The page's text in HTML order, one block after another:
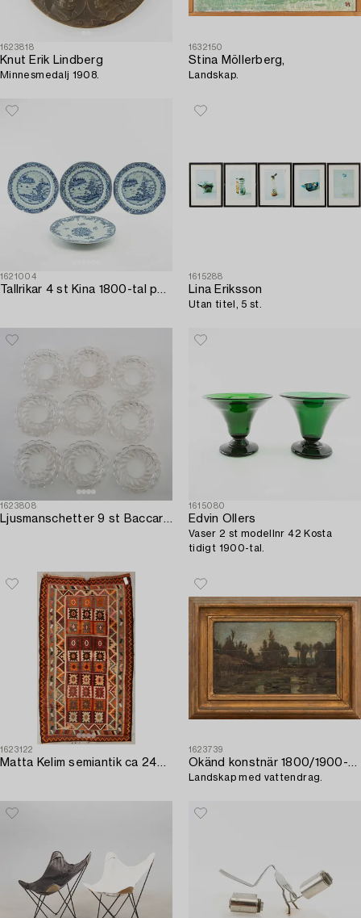
1623818
Knut Erik Lindberg
Minnesmedalj 1908.
1632150
Stina Möllerberg,
Landskap.
1621004
Tallrikar 4 st Kina 1800-tal porslin.
1615288
Lina Eriksson
Utan titel, 5 st.
1623808
Ljusmanschetter 9 st Baccarat Frankrike omkring 1900.
1615080
Edvin Ollers
Vaser 2 st modellnr 42 Kosta
tidigt 1900-tal.
1623122
Matta Kelim semiantik ca 248x140 cm.
1623739
Okänd konstnär 1800/1900-tal
Landskap med vattendrag.